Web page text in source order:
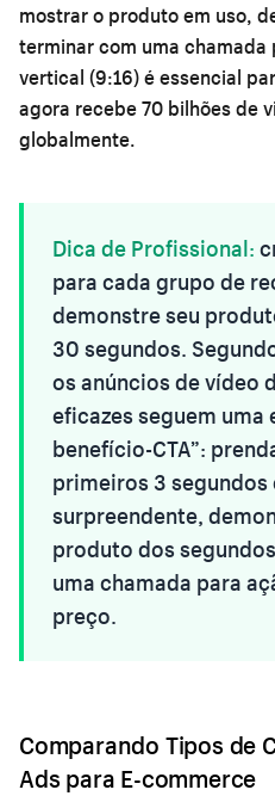
mostrar o produto em uso,
terminar com uma
vertical (9:16) é essencial
agora recebe 70 bilhões de
globalmente.
Dica de Profissional:
para cada grupo de
demonstre seu
30 segundos.
os anúncios de vídeo
eficazes seguem uma
benefício-CTA”:
primeiros 3 segundos
surpreendente,
produto dos
uma chamada para
preço.
Comparando Tipos de
Ads para E-commerce